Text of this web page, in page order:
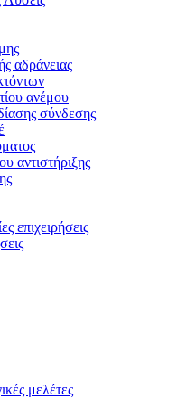
αδράνειας
ανέμου
σύνδεσης
αντιστήριξης
επιχειρήσεις
μελέτες